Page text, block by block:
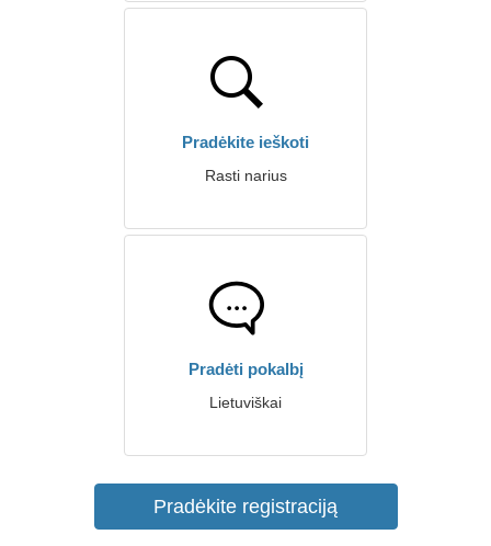
Pradėkite ieškoti
Rasti narius
Pradėti pokalbį
Lietuviškai
Pradėkite registraciją